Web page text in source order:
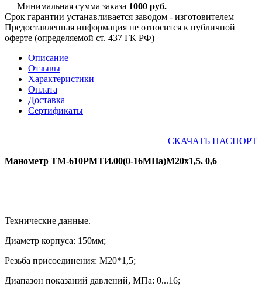
Минимальная сумма заказа 1000 руб.
Срок гарантии устанавливается заводом - изготовителем
Предоставленная информация не относится к публичной
оферте (определяемой ст. 437 ГК РФ)
Описание
Отзывы
Характеристики
Оплата
Доставка
Сертификаты
СКАЧАТЬ ПАСПОРТ
Манометр ТМ-610РМТИ.00(0-16МПа)М20х1,5. 0,6
Технические данные.
Диаметр корпуса: 150мм;
Резьба присоединения: М20*1,5;
Диапазон показаний давлений, МПа: 0...16;